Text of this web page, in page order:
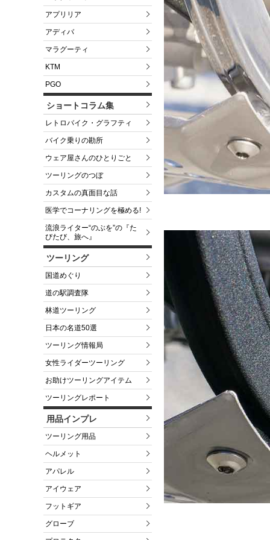
アプリリア
アディバ
マラグーティ
KTM
PGO
ショートコラム集
レトロバイク・グラフティ
バイク乗りの勘所
ウェア屋さんのひとりごと
ツーリングのつぼ
カスタムの真面目な話
医学でコーナリングを極める!
流浪ライター“のぶを”の『た
びたび、旅へ』
ツーリング
国道めぐり
道の駅調査隊
林道ツーリング
日本の名道50選
ツーリング情報局
女性ライダーツーリング
お助けツーリングアイテム
ツーリングレポート
用品インプレ
ツーリング用品
ヘルメット
アパレル
アイウェア
フットギア
グローブ